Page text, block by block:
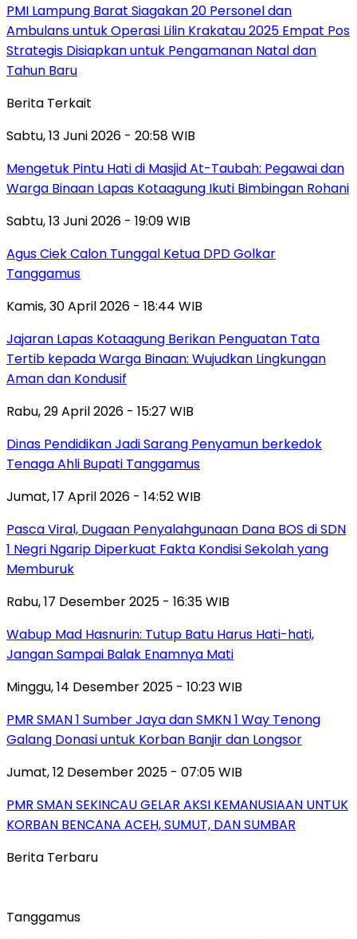
PMI Lampung Barat Siagakan 20 Personel dan
Ambulans untuk Operasi Lilin Krakatau 2025 Empat Pos
Strategis Disiapkan untuk Pengamanan Natal dan
Tahun Baru
Berita Terkait
Sabtu, 13 Juni 2026 - 20:58 WIB
Mengetuk Pintu Hati di Masjid At-Taubah: Pegawai dan
Warga Binaan Lapas Kotaagung Ikuti Bimbingan Rohani
Sabtu, 13 Juni 2026 - 19:09 WIB
Agus Ciek Calon Tunggal Ketua DPD Golkar
Tanggamus
Kamis, 30 April 2026 - 18:44 WIB
Jajaran Lapas Kotaagung Berikan Penguatan Tata
Tertib kepada Warga Binaan: Wujudkan Lingkungan
Aman dan Kondusif
Rabu, 29 April 2026 - 15:27 WIB
Dinas Pendidikan Jadi Sarang Penyamun berkedok
Tenaga Ahli Bupati Tanggamus
Jumat, 17 April 2026 - 14:52 WIB
Pasca Viral, Dugaan Penyalahgunaan Dana BOS di SDN
1 Negri Ngarip Diperkuat Fakta Kondisi Sekolah yang
Memburuk
Rabu, 17 Desember 2025 - 16:35 WIB
Wabup Mad Hasnurin: Tutup Batu Harus Hati-hati,
Jangan Sampai Balak Enamnya Mati
Minggu, 14 Desember 2025 - 10:23 WIB
PMR SMAN 1 Sumber Jaya dan SMKN 1 Way Tenong
Galang Donasi untuk Korban Banjir dan Longsor
Jumat, 12 Desember 2025 - 07:05 WIB
PMR SMAN SEKINCAU GELAR AKSI KEMANUSIAAN UNTUK
KORBAN BENCANA ACEH, SUMUT, DAN SUMBAR
Berita Terbaru
Tanggamus